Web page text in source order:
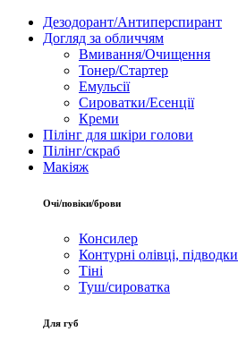
Дезодорант/Антиперспирант
Догляд за обличчям
Вмивання/Очищення
Тонер/Стартер
Емульсії
Сироватки/Есенції
Креми
Пілінг для шкіри голови
Пілінг/скраб
Макіяж
Очі/повіки/брови
Консилер
Контурні олівці, підводки
Тіні
Туш/сироватка
Для губ